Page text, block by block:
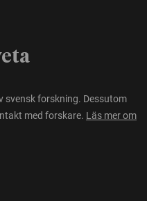
svensk forskning. Dessutom
med forskare. Läs mer om